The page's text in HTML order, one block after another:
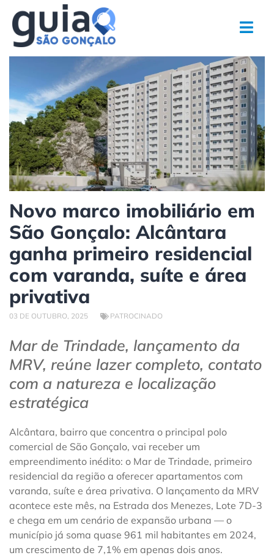
para
conteúdo
Novo marco imobiliário em
São Gonçalo: Alcântara
ganha primeiro residencial
com varanda, suíte e área
privativa
03 DE OUTUBRO, 2025 PATROCINADO
Mar de Trindade, lançamento da
MRV, reúne lazer completo, contato
com a natureza e localização
estratégica
Alcântara, bairro que concentra o principal polo
comercial de São Gonçalo, vai receber um
empreendimento inédito: o Mar de Trindade, primeiro
residencial da região a oferecer apartamentos com
varanda, suíte e área privativa. O lançamento da MRV
acontece este mês, na Estrada dos Menezes, Lote 7D-3
e chega em um cenário de expansão urbana — o
município já soma quase 961 mil habitantes em 2024,
um crescimento de 7,1% em apenas dois anos.